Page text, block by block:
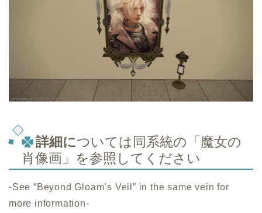
詳細については同系統の「魔女の
肖像画」を参照してください
-See “Beyond Gloam’s Veil” in the same vein for
more information-